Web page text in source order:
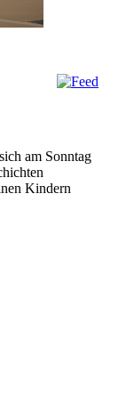
am Sonntag
Kindern